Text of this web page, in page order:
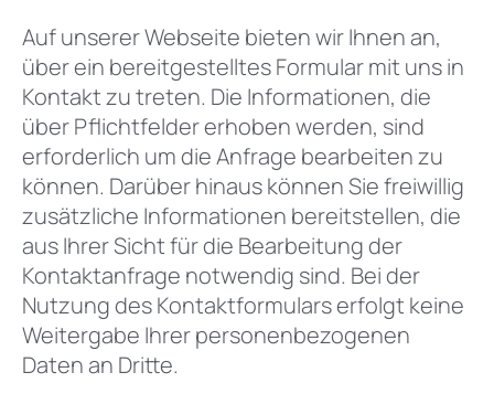
Auf unserer Webseite bieten wir Ihnen an,
über ein bereitgestelltes Formular mit uns in
Kontakt zu treten. Die Informationen, die
über Pflichtfelder erhoben werden, sind
erforderlich um die Anfrage bearbeiten zu
können. Darüber hinaus können Sie freiwillig
zusätzliche Informationen bereitstellen, die
aus Ihrer Sicht für die Bearbeitung der
Kontaktanfrage notwendig sind. Bei der
Nutzung des Kontaktformulars erfolgt keine
Weitergabe Ihrer personenbezogenen
Daten an Dritte.